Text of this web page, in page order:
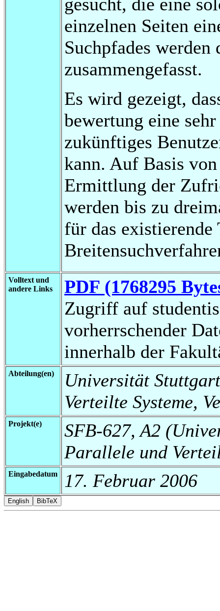
einzelnen Seiten
Suchpfades
zusammengefasst.
Es wird gezeigt,
bewertung eine
zukünftiges
kann. Auf Basis
Ermittlung der
werden bis zu
für das existierende
Volltext und
andere Links
PDF (1768295
Zugriff auf
vorherrschender
innerhalb der
Abteilung(en)
Universität
Verteilte Systeme,
Projekt(e)
SFB-627, A2
Parallele und
Eingabedatum 17. Februar 2006